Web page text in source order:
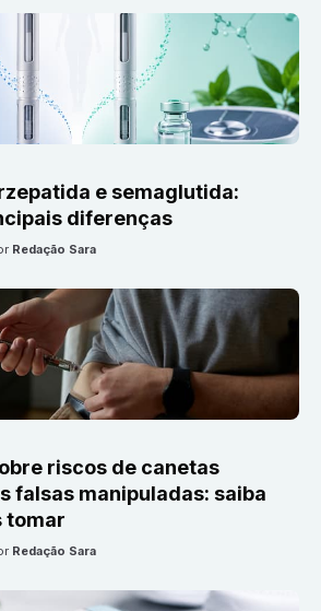
e semaglutida:
diferenças
Redação Sara
riscos de canetas
falsas manipuladas: saiba
tomar
Redação Sara